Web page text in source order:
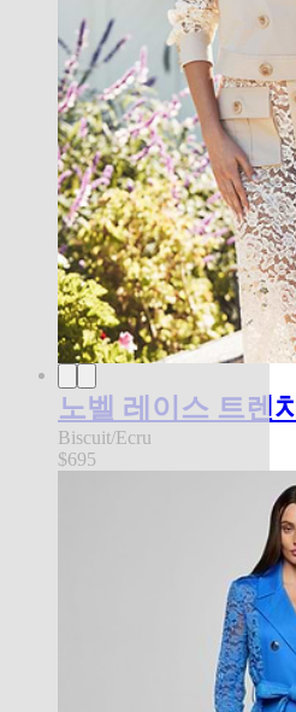
노벨 레이스 트렌치
Biscuit/Ecru
$695